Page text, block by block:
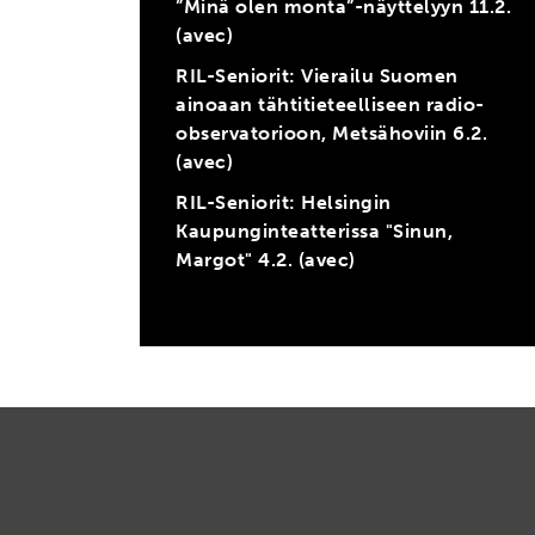
”Minä olen monta”-näyttelyyn 11.2.
(avec)
RIL-Seniorit: Vierailu Suomen
ainoaan tähtitieteelliseen radio-
observatorioon, Metsähoviin 6.2.
(avec)
RIL-Seniorit: Helsingin
Kaupunginteatterissa "Sinun,
Margot" 4.2. (avec)